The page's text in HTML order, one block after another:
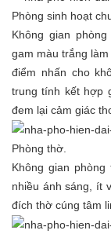
Phòng sinh hoạt
Không gian
gam màu trắng
điểm nhấn cho
trung tính kết hợp
đem lại cảm giác
Phòng thờ.
Không gian
nhiều ánh sáng, ít
đích thờ cúng tâm